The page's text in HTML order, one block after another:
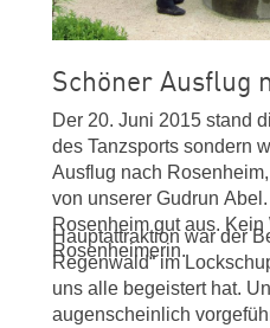
Schöner Ausflug
Der 20. Juni 2015 stand
des Tanzsports sondern
Ausflug nach
von unserer Gudrun
Rosenheim gut aus. Kein
Rosenheimerin.
Hauptattraktion war der
Regenwald“ im
uns alle begeistert hat.
augenscheinlich